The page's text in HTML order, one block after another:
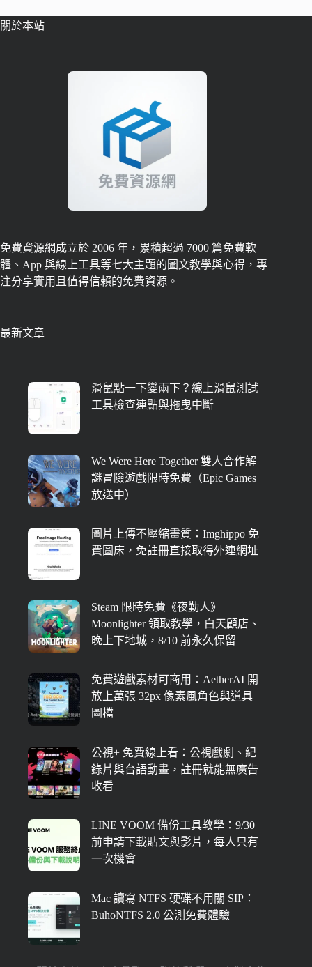
關於本站
免費資源網成立於 2006 年，累積超過 7000 篇免費軟
體、App 與線上工具等七大主題的圖文教學與心得，專
注分享實用且值得信賴的免費資源。
最新文章
滑鼠點一下變兩下？線上滑鼠測試
工具檢查連點與拖曳中斷
We Were Here Together 雙人合作解
謎冒險遊戲限時免費（Epic Games
放送中）
圖片上傳不壓縮畫質：Imghippo 免
費圖床，免註冊直接取得外連網址
Steam 限時免費《夜勤人》
Moonlighter 領取教學，白天顧店、
晚上下地城，8/10 前永久保留
免費遊戲素材可商用：AetherAI 開
放上萬張 32px 像素風角色與道具
圖檔
公視+ 免費線上看：公視戲劇、紀
錄片與台語動畫，註冊就能無廣告
收看
LINE VOOM 備份工具教學：9/30
前申請下載貼文與影片，每人只有
一次機會
Mac 讀寫 NTFS 硬碟不用關 SIP：
BuhoNTFS 2.0 公測免費體驗